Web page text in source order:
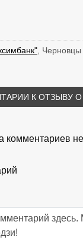
,
К ОТЗЫВУ О
комментариев